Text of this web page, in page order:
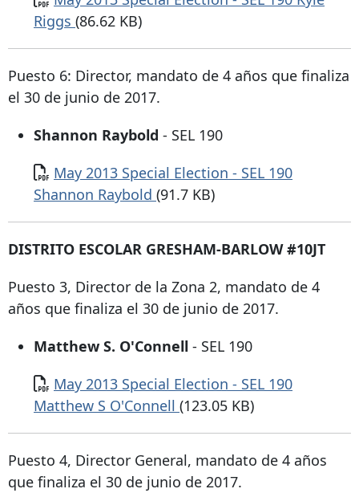
Riggs (86.62 KB)
Puesto 6: Director, mandato de 4 años que finaliza
el 30 de junio de 2017.
Shannon Raybold - SEL 190
Documento
May 2013 Special Election - SEL 190
Shannon Raybold (91.7 KB)
DISTRITO ESCOLAR GRESHAM-BARLOW #10JT
Puesto 3, Director de la Zona 2, mandato de 4
años que finaliza el 30 de junio de 2017.
Matthew S. O'Connell - SEL 190
Documento
May 2013 Special Election - SEL 190
Matthew S O'Connell (123.05 KB)
Puesto 4, Director General, mandato de 4 años
que finaliza el 30 de junio de 2017.